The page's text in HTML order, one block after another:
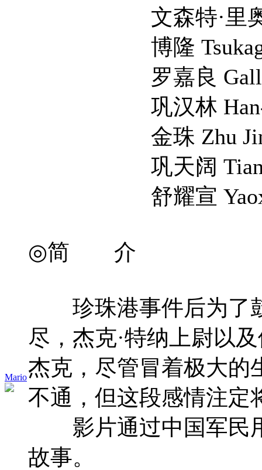
Mario
文森特·里奥特
博隆
罗嘉良 Gallen
巩汉林 Han-
金珠 Zhu
巩天阔
舒耀宣
◎简 介
珍珠港事件后为了鼓
尽，杰克·特纳上尉以
杰克，尽管冒着极大的
不通，但这段感情注定
影片通过中国军民用
故事。